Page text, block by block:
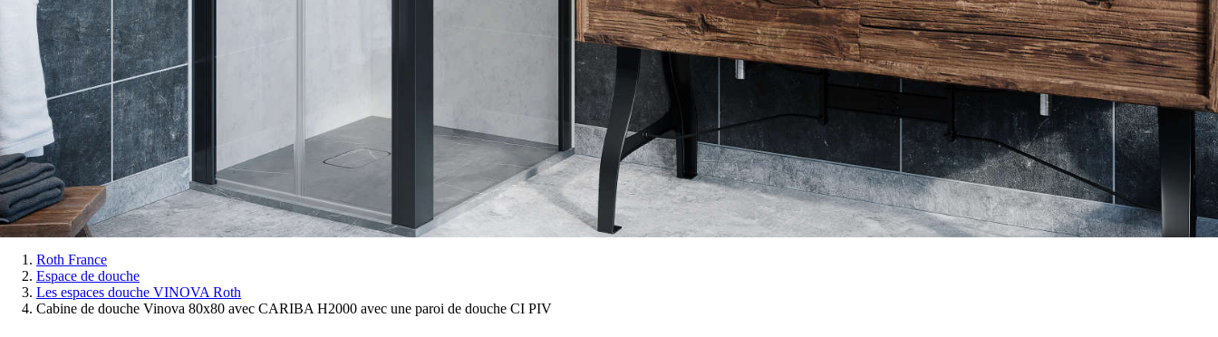
Vous
êtes
Roth France
Espace de douche
Les espaces douche VINOVA Roth
Cabine de douche Vinova 80x80 avec CARIBA H2000 avec une paroi de douche CI PIV